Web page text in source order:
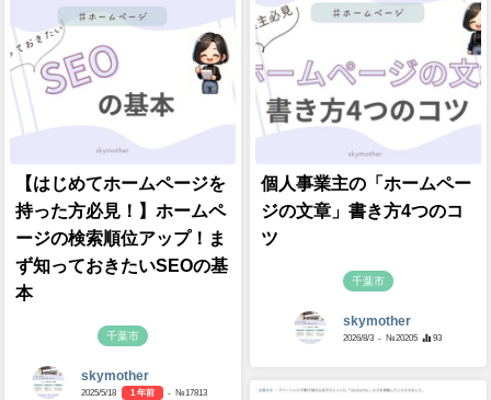
【はじめてホームページを
持った方必見！】ホームペ
ージの検索順位アップ！ま
ず知っておきたいSEOの基
本
千葉市
skymother
2025/5/18 1 年前
- №17813
個人事業主の「ホームペー
ジの文章」書き方4つのコ
ツ
千葉市
skymother
2026/8/3 - №20205 93